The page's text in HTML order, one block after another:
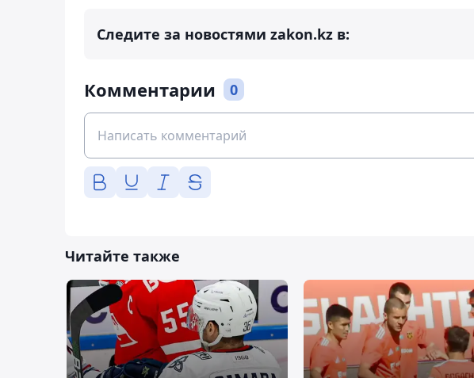
Следите за новостями zakon.kz в:
Комментарии 0
Читайте также